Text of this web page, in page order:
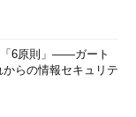
「6原則」――ガート
らの情報セキュリテ